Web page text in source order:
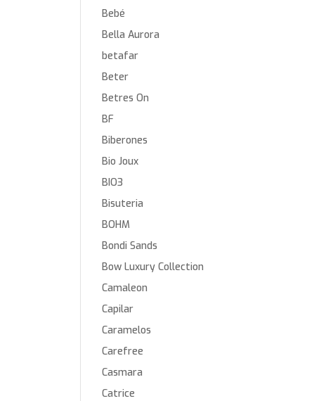
Bebé
Bella Aurora
betafar
Beter
Betres On
BF
Biberones
Bio Joux
BIO3
Bisuteria
BOHM
Bondi Sands
Bow Luxury Collection
Camaleon
Capilar
Caramelos
Carefree
Casmara
Catrice